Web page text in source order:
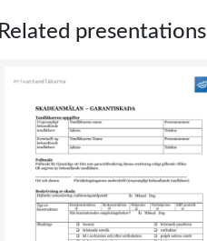
Related presentations